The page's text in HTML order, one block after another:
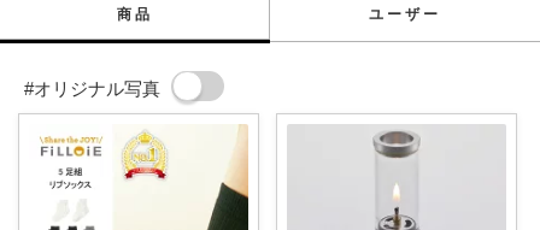
商品 ユーザー
#オリジナル写真